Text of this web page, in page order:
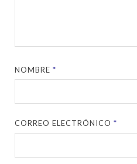
NOMBRE*
CORREO ELECTRÓNICO*